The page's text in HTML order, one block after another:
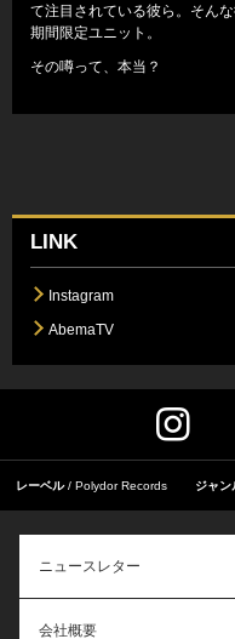
て注目されている彼ら。そん
期間限定ユニット。
その噂って、本当？
LINK
Instagram
AbemaTV
レーベル Polydor Records ジャン
ニュースレター
会社概要